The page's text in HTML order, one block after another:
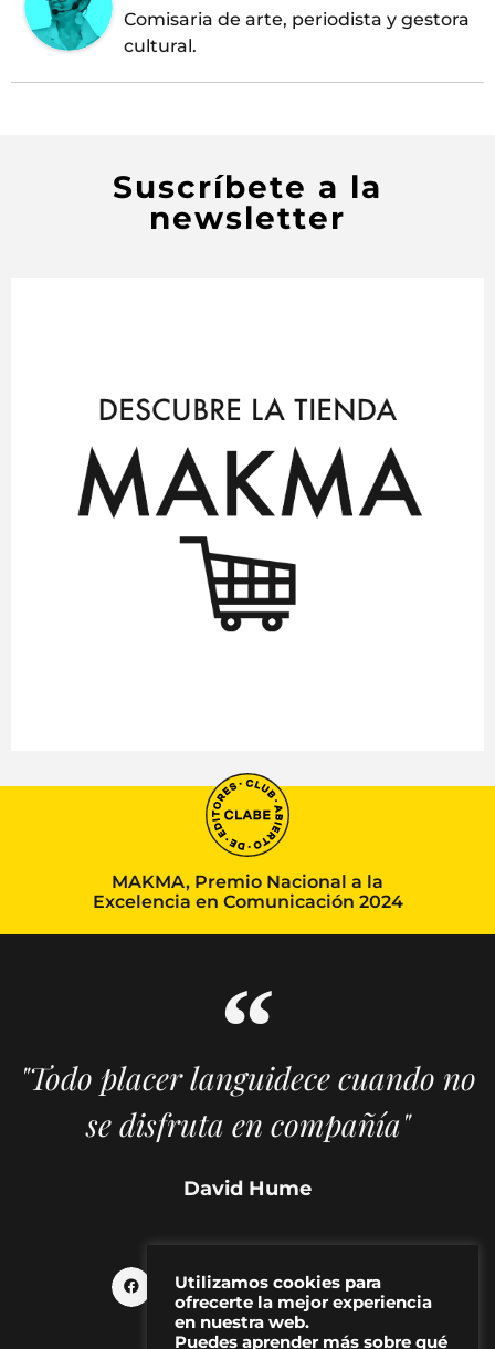
Comisaria de arte, periodista y gestora
cultural.
Suscríbete a la
newsletter
MAKMA, Premio Nacional a la
Excelencia en Comunicación 2024
"Todo placer languidece cuando no
se disfruta en compañía"
David Hume
Utilizamos cookies para
ofrecerte la mejor experiencia
en nuestra web.
Puedes aprender más sobre qué